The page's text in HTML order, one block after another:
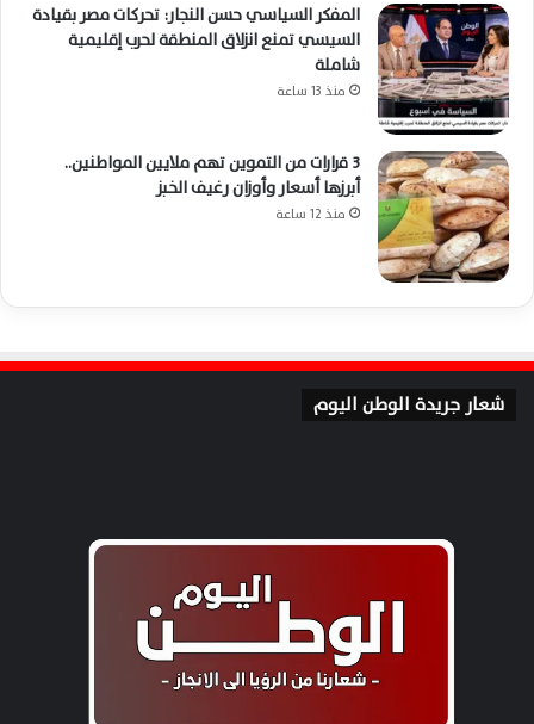
المفكر السياسي حسن النجار: تحركات مصر بقيادة
السيسي تمنع انزلاق المنطقة لحرب إقليمية
شاملة
منذ 13 ساعة
3 قرارات من التموين تهم ملايين المواطنين..
أبرزها أسعار وأوزان رغيف الخبز
منذ 12 ساعة
شعار جريدة الوطن اليوم